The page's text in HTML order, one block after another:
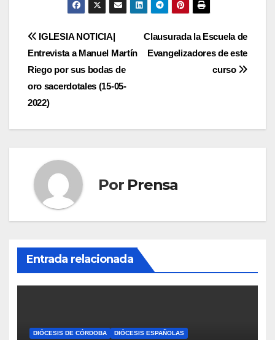
Navegación
de
entradas
Clausurada la Escuela de
Evangelizadores de este
curso
IGLESIA NOTICIA|
Entrevista a Manuel Martín
Riego por sus bodas de
oro sacerdotales (15-05-
2022)
Por Prensa
Entrada relacionada
DIÓCESIS DE CÓRDOBA DIÓCESIS ESPAÑOLAS